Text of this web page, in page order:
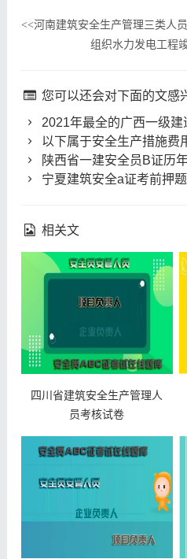
<<河南建筑安全生产管理三类人
组织水力发电工程
您可以还会对下面的文感
2021年最全的广西一级
以下属于安全生产措施费
陕西省一建安全员B证历
宁夏建筑安全a证考前押题
相关文
四川省建筑安全生产管理人
员考核试卷